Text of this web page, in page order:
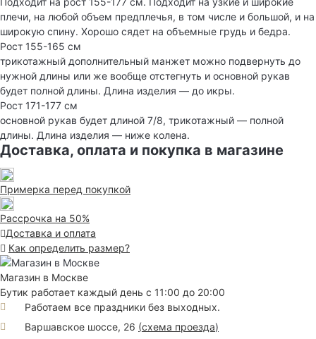
плечи, на любой объем предплечья, в том числе и большой, и на
широкую спину. Хорошо сядет на объемные грудь и бедра.
Рост 155-165 см
трикотажный дополнительный манжет можно подвернуть до
нужной длины или же вообще отстегнуть и основной рукав
будет полной длины. Длина изделия — до икры.
Рост 171-177 см
основной рукав будет длиной 7/8, трикотажный — полной
длины. Длина изделия — ниже колена.
Доставка, оплата и покупка в магазине
Примерка перед покупкой
Рассрочка на 50%
Доставка и оплата
Как определить размер?
Магазин в Москве
Бутик работает каждый день с 11:00 до 20:00
Работаем все праздники без выходных.
Варшавское шоссе, 26 (схема проезда)